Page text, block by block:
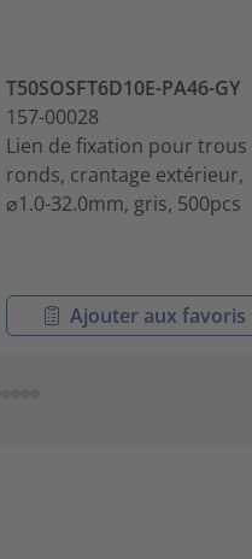
T50SOSFT6D10E-PA46-GY
157-00028
Lien de fixation pour trous
ronds, crantage extérieur,
⌀1.0-32.0mm, gris, 500pcs
Ajouter aux favoris